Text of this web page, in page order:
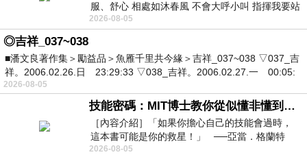
服、舒心 相處如沐春風 不會大呼小叫 指揮我要站
哪個位子 妳老幾？？
2026-08-05
◎吉祥_037~038
■潘文良著作集＞勵益品＞魚雁千里共今緣＞吉祥_037~038 ▽037_吉
祥。2006.02.26.日 23:29:33 ▽038_吉祥。2006.02.27.一 00:05:
2026-08-05
技能密碼：MIT博士教你從似懂非懂到穩定輸出，把專業變事業的職能升級攻略 /麥特．比恩(容錯)
［內容介紹］「如果你擔心自己的技能會過時，
這本書可能是你的救星！」 ──亞當．格蘭特
（Adam Grant），《
2026-08-05